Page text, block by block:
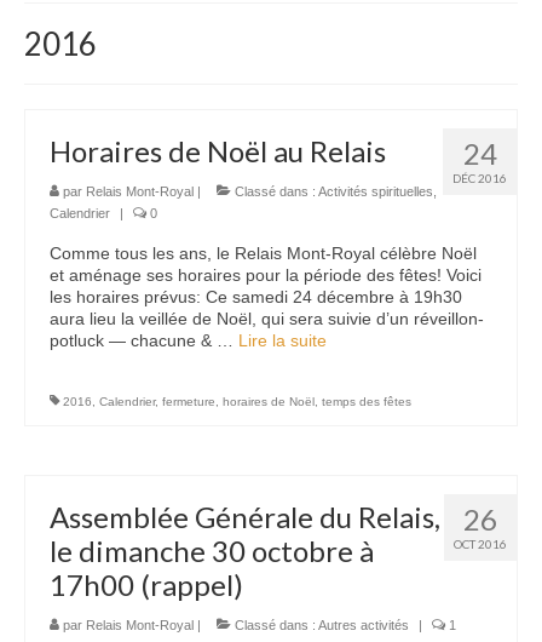
Nous contacter
2016
24
DÉC 2016
Horaires de Noël au Relais
par Relais Mont-Royal | Classé dans : Activités spirituelles
Calendrier
| 0
Comme tous les ans, le Relais Mont-Royal célèbre Noël
et aménage ses horaires pour la période des fêtes! Voici
les horaires prévus: Ce samedi 24 décembre à 19h30
aura lieu la veillée de Noël, qui sera suivie d’un réveillon-
potluck — chacune & … Lire la suite­­
2016 Calendrier, fermeture horaires de Noël temps des fêtes
26
OCT 2016
Assemblée Générale du Relais,
le dimanche 30 octobre à
17h00 (rappel)
par Relais Mont-Royal | Classé dans : Autres activités | 1